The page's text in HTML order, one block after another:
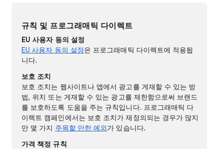
규칙 및 프로그래매틱 다이렉트
EU 사용자 동의 설정
EU 사용자 동의 설정은 프로그래매틱 다이렉트에 적용됩
니다.
보호 조치
보호 조치는 웹사이트나 앱에서 광고를 게재할 수 있는 방
법, 위치 또는 게재할 수 있는 광고를 제한함으로써 브랜드
를 보호하도록 도움을 주는 규칙입니다. 프로그래매틱 다
이렉트 캠페인에서는 보호 조치가 재정의되는 경우가 많지
만 몇 가지 주목할 만한 예외가 있습니다.
가격 책정 규칙